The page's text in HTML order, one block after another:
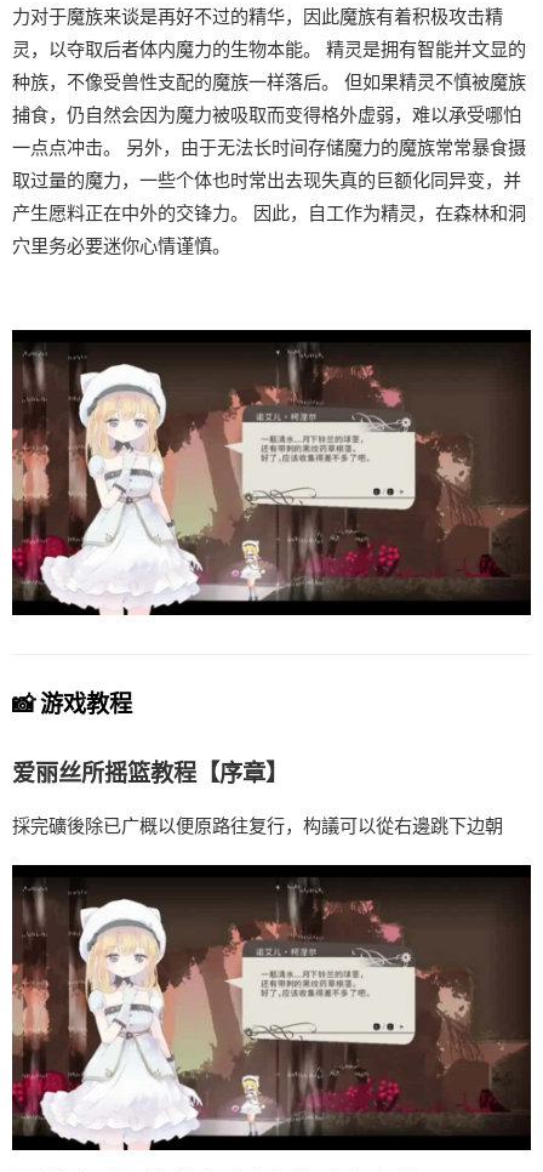
力对于魔族来谈是再好不过的精华，因此魔族有着积极攻击精
灵，以夺取后者体内魔力的生物本能。 精灵是拥有智能并文显的
种族，不像受兽性支配的魔族一样落后。 但如果精灵不慎被魔族
捕食，仍自然会因为魔力被吸取而变得格外虚弱，难以承受哪怕
一点点冲击。 另外，由于无法长时间存储魔力的魔族常常暴食摄
取过量的魔力，一些个体也时常出去现失真的巨额化同异变，并
产生愿料正在中外的交锋力。 因此，自工作为精灵，在森林和洞
穴里务必要迷你心情谨慎。
📸 游戏教程
爱丽丝所摇篮教程【序章】
採完礦後除已广概以便原路往复行，构議可以從右邊跳下边朝